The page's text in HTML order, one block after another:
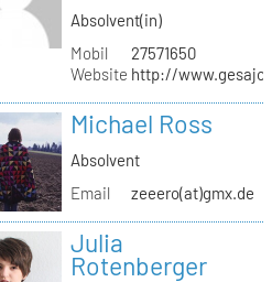
Absolvent(in)
Mobil
27571650
Website http://
Michael Ross
Absolvent
Email
zeeero(at)gmx.de
Julia
Rotenberger